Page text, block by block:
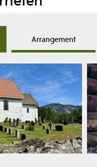
Arrangement